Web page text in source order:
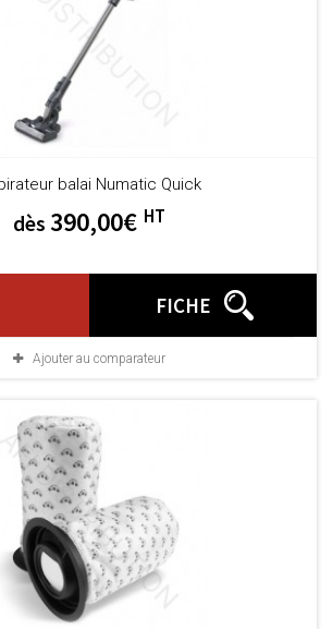
balai Numatic Quick
dès 390,00€ HT
FICHE
Ajouter au comparateur